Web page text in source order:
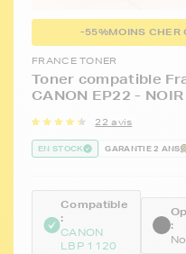
-55%MOINS CHER
FRANCE TONER
Toner compatible
CANON EP22 -
22 avis
EN STOCK GARANTIE 2 ANS
Compatible
:
CANON
LBP 1120
: